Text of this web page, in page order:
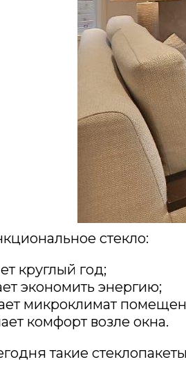
стекло:
круглый год;
экономить энергию;
микроклимат
комфорт возле окна.
такие